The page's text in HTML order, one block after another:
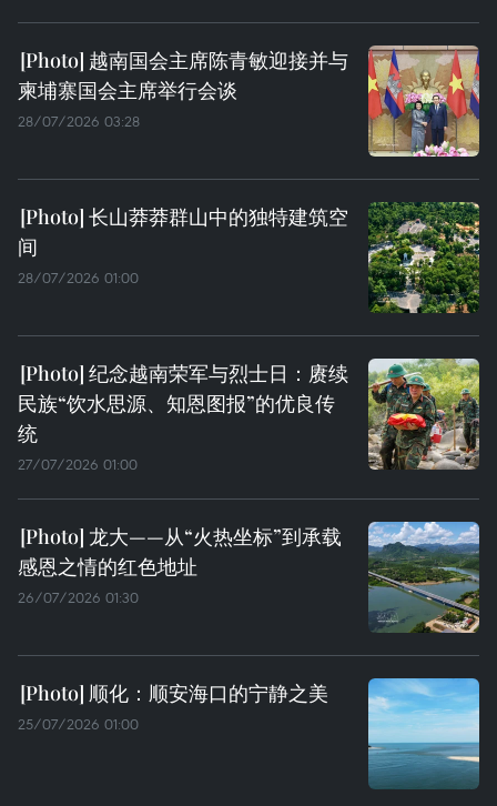
越南国会主席陈青敏迎接并与
柬埔寨国会主席举行会谈
28/07/2026 03:28
长山莽莽群山中的独特建筑空
间
28/07/2026 01:00
纪念越南荣军与烈士日：赓续
民族“饮水思源、知恩图报”的优良传
统
27/07/2026 01:00
龙大——从“火热坐标”到承载
感恩之情的红色地址
26/07/2026 01:30
顺化：顺安海口的宁静之美
25/07/2026 01:00